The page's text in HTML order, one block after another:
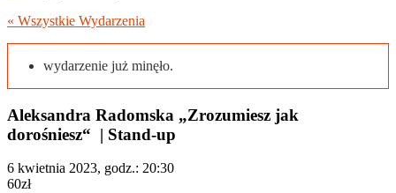
« Wszystkie Wydarzenia
wydarzenie już minęło.
Aleksandra Radomska „Zrozumiesz jak
dorośniesz“ | Stand-up
6 kwietnia 2023, godz.: 20:30
60zł